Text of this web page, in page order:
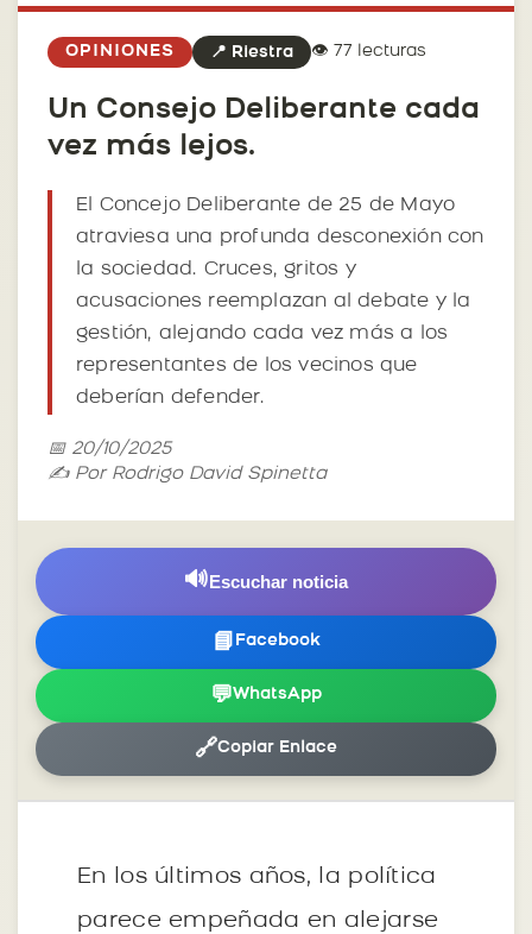
OPINIONES 📍 Riestra 👁️ 77 lecturas
Un Consejo Deliberante cada
vez más lejos.
El Concejo Deliberante de 25 de Mayo
atraviesa una profunda desconexión con
la sociedad. Cruces, gritos y
acusaciones reemplazan al debate y la
gestión, alejando cada vez más a los
representantes de los vecinos que
deberían defender.
📅 20/10/2025
✍️ Por Rodrigo David Spinetta
🔊Escuchar noticia
📘 Facebook
💬WhatsApp
🔗Copiar Enlace
En los últimos años, la política
parece empeñada en alejarse